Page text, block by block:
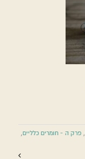
, פרק ה - חומרים כלליים,